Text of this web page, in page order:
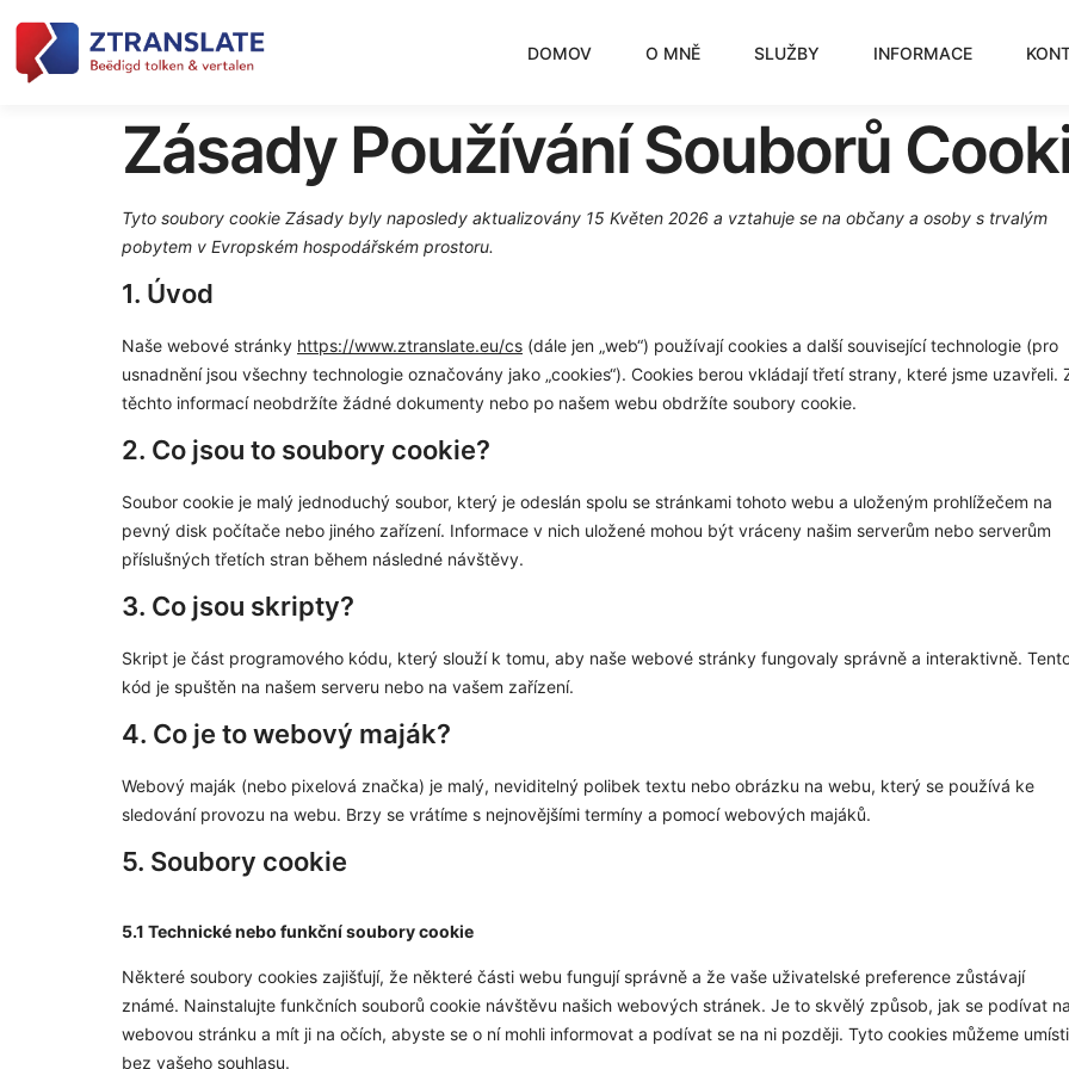
DOMOV O MNĚ SLUŽBY INFORMACE
Zásady Používání Souborů
Tyto soubory cookie Zásady byly naposledy aktualizovány 15 Květen 2026 a vztahuje se na občany a osoby s trvalým
pobytem v Evropském hospodářském prostoru.
1. Úvod
Naše webové stránky https://www.ztranslate.eu/cs (dále jen „web“) používají cookies a další související technologie (pro
usnadnění jsou všechny technologie označovány jako „cookies“). Cookies berou vkládají třetí strany, které jsme uzavřeli.
těchto informací neobdržíte žádné dokumenty nebo po našem webu obdržíte soubory cookie.
2. Co jsou to soubory cookie?
Soubor cookie je malý jednoduchý soubor, který je odeslán spolu se stránkami tohoto webu a uloženým prohlížečem na
pevný disk počítače nebo jiného zařízení. Informace v nich uložené mohou být vráceny našim serverům nebo serverům
příslušných třetích stran během následné návštěvy.
3. Co jsou skripty?
Skript je část programového kódu, který slouží k tomu, aby naše webové stránky fungovaly správně a interaktivně.
kód je spuštěn na našem serveru nebo na vašem zařízení.
4. Co je to webový maják?
Webový maják (nebo pixelová značka) je malý, neviditelný polibek textu nebo obrázku na webu, který se používá ke
sledování provozu na webu. Brzy se vrátíme s nejnovějšími termíny a pomocí webových majáků.
5. Soubory cookie
5.1 Technické nebo funkční soubory cookie
Některé soubory cookies zajišťují, že některé části webu fungují správně a že vaše uživatelské preference zůstávají
známé. Nainstalujte funkčních souborů cookie návštěvu našich webových stránek. Je to skvělý způsob, jak se podívat na
webovou stránku a mít ji na očích, abyste se o ní mohli informovat a podívat se na ni později. Tyto cookies můžeme
bez vašeho souhlasu.